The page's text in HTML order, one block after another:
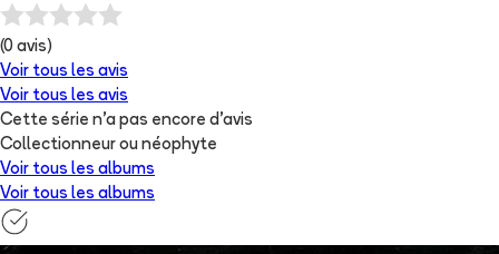
(0 avis)
Voir tous les avis
Voir tous les avis
Cette série n'a pas encore d'avis
Collectionneur ou néophyte
Voir tous les albums
Voir tous les albums